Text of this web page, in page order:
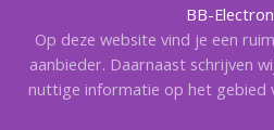
BB-
Op deze website vind je een
aanbieder. Daarnaast schrijven
nuttige informatie op het gebied